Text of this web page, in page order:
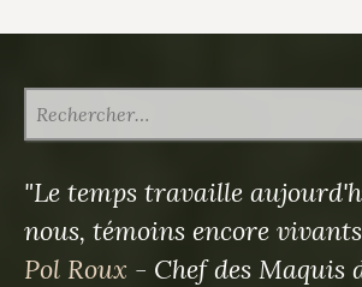
"Le temps travaille
nous, témoins encore
Pol Roux - Chef des Maquis